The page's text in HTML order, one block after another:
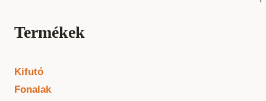
Termékek
Kifutó
Fonalak